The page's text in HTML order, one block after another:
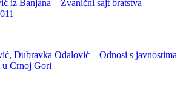
iz Banjana – Zvanični sajt bratstva
Dubravka Odalović – Odnosi s javnostima
u Crnoj Gori